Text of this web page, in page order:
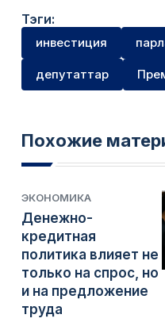
Тэги:
инвестиция
депутаттар
Похожие
ЭКОНОМИКА
Денежно-
кредитная
политика влияет не
только на спрос, но
и на предложение
труда